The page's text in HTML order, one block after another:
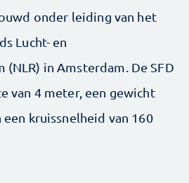
onder leiding van het
Lucht- en
in Amsterdam. De SFD
van 4 meter, een gewicht
kruissnelheid van 160